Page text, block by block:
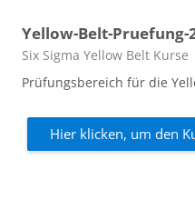
Yellow-Belt-Pruefung-
Kursbereich
Six Sigma Yellow Belt Kurse
Prüfungsbereich für die
Hier klicken, um den